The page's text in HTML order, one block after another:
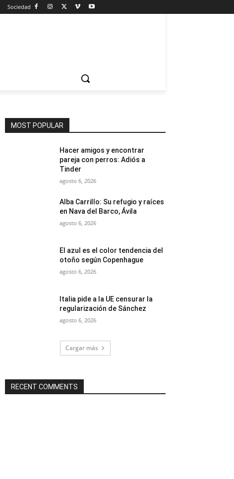
Sociedad
MOST POPULAR
Hacer amigos y encontrar
pareja con perros: Adiós a
Tinder
agosto 6, 2026
Alba Carrillo: Su refugio y raíces
en Nava del Barco, Ávila
agosto 6, 2026
El azul es el color tendencia del
otoño según Copenhague
agosto 6, 2026
Italia pide a la UE censurar la
regularización de Sánchez
agosto 6, 2026
Cargar más
RECENT COMMENTS